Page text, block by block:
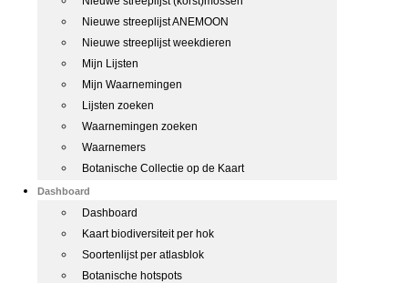
Nieuwe streeplijst ANEMOON
Nieuwe streeplijst weekdieren
Mijn Lijsten
Mijn Waarnemingen
Lijsten zoeken
Waarnemingen zoeken
Waarnemers
Botanische Collectie op de Kaart
Dashboard
Dashboard
Kaart biodiversiteit per hok
Soortenlijst per atlasblok
Botanische hotspots